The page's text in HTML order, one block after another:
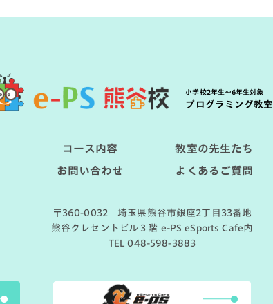
小学校2年生〜6年生対象
プログラミング教室
コース内容 教室の先生たち
お問い合わせ よくあるご質問
〒360-0032 埼玉県熊谷市銀座2丁目33番地
熊谷クレセントビル３階 e-PS eSports Cafe内
TEL 048-598-3883